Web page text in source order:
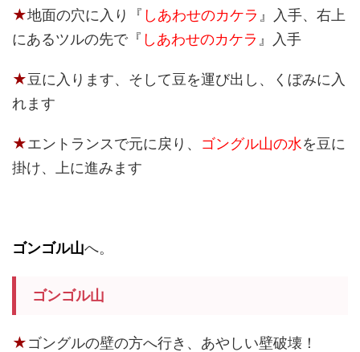
★地面の穴に入り 『 しあわせのカケラ 』
入手、右上
にあるツルの先で『 しあわせのカケラ 』 入手
★豆に入ります、そして豆を運び出し、くぼみに入
れます
★エントランスで元に戻り、 ゴングル山の水を豆に
掛け、上に進みます
ゴンゴル山へ。
ゴンゴル山
★ゴングルの壁の方へ行き、あやしい壁破壊！